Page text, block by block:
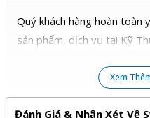
Quý khách hàng hoàn toàn
sản phẩm, dịch vụ tại Kỹ
Xem
Đánh Giá & Nhận Xét Về